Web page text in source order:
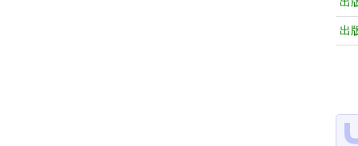
出